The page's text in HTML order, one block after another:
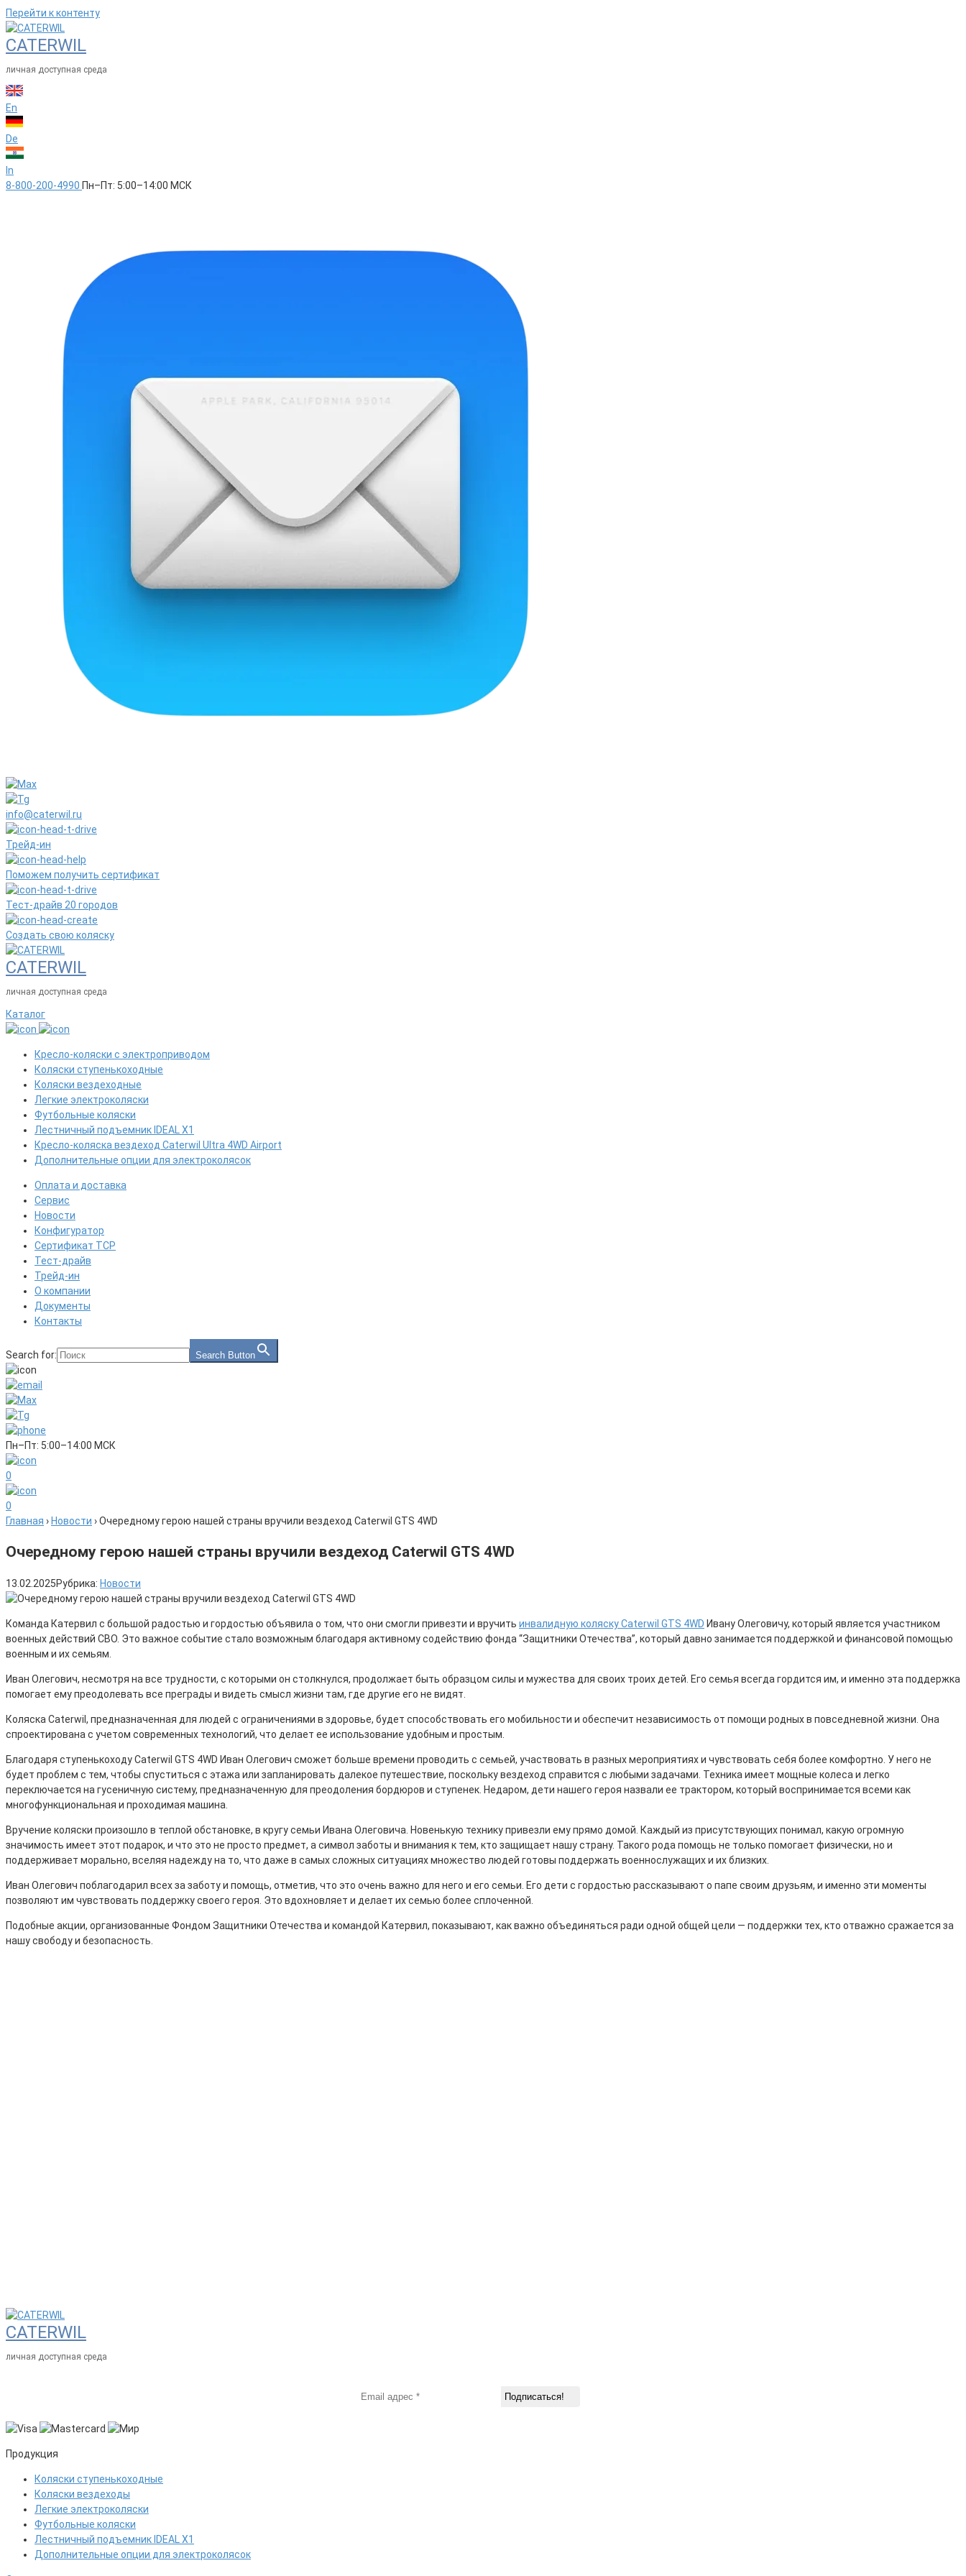
Перейти к контенту
CATERWIL
личная доступная среда
En
De
In
8-800-200-4990 Пн–Пт: 5:00–14:00 МСК
info@caterwil.ru
Трейд-ин
Поможем получить сертификат
Тест-драйв 20 городов
Создать свою коляску
CATERWIL
личная доступная среда
Каталог
Кресло-коляски с электроприводом
Коляски ступенькоходные
Коляски вездеходные
Легкие электроколяски
Футбольные коляски
Лестничный подъемник IDEAL X1
Кресло-коляска вездеход Caterwil Ultra 4WD Airport
Дополнительные опции для электроколясок
Оплата и доставка
Сервис
Новости
Конфигуратор
Сертификат ТСР
Тест-драйв
Трейд-ин
О компании
Документы
Контакты
Search for: Search Button
Пн–Пт: 5:00–14:00 МСК
0
0
Главная › Новости ›Очередному герою нашей страны вручили вездеход Caterwil GTS 4WD
Очередному герою нашей страны вручили вездеход Caterwil GTS 4WD
13.02.2025Рубрика: Новости
Команда Катервил с большой радостью и гордостью объявила о том, что они смогли привезти и вручить инвалидную коляску Caterwil GTS 4WD Ивану Олеговичу, который является участником
военных действий СВО. Это важное событие стало возможным благодаря активному содействию фонда “Защитники Отечества”, который давно занимается поддержкой и финансовой помощью
военным и их семьям.
Иван Олегович, несмотря на все трудности, с которыми он столкнулся, продолжает быть образцом силы и мужества для своих троих детей. Его семья всегда гордится им, и именно эта поддержка
помогает ему преодолевать все преграды и видеть смысл жизни там, где другие его не видят.
Коляска Caterwil, предназначенная для людей с ограничениями в здоровье, будет способствовать его мобильности и обеспечит независимость от помощи родных в повседневной жизни. Она
спроектирована с учетом современных технологий, что делает ее использование удобным и простым.
Благодаря ступенькоходу Caterwil GTS 4WD Иван Олегович сможет больше времени проводить с семьей, участвовать в разных мероприятиях и чувствовать себя более комфортно. У него не
будет проблем с тем, чтобы спуститься с этажа или запланировать далекое путешествие, поскольку вездеход справится с любыми задачами. Техника имеет мощные колеса и легко
переключается на гусеничную систему, предназначенную для преодоления бордюров и ступенек. Недаром, дети нашего героя назвали ее трактором, который воспринимается всеми как
многофункциональная и проходимая машина.
Вручение коляски произошло в теплой обстановке, в кругу семьи Ивана Олеговича. Новенькую технику привезли ему прямо домой. Каждый из присутствующих понимал, какую огромную
значимость имеет этот подарок, и что это не просто предмет, а символ заботы и внимания к тем, кто защищает нашу страну. Такого рода помощь не только помогает физически, но и
поддерживает морально, вселяя надежду на то, что даже в самых сложных ситуациях множество людей готовы поддержать военнослужащих и их близких.
Иван Олегович поблагодарил всех за заботу и помощь, отметив, что это очень важно для него и его семьи. Его дети с гордостью рассказывают о папе своим друзьям, и именно эти моменты
позволяют им чувствовать поддержку своего героя. Это вдохновляет и делает их семью более сплоченной.
Подобные акции, организованные Фондом Защитники Отечества и командой Катервил, показывают, как важно объединяться ради одной общей цели — поддержки тех, кто отважно сражается за
нашу свободу и безопасность.
CATERWIL
личная доступная среда
Продукция
Коляски ступенькоходные
Коляски вездеходы
Легкие электроколяски
Футбольные коляски
Лестничный подъемник IDEAL X1
Дополнительные опции для электроколясок